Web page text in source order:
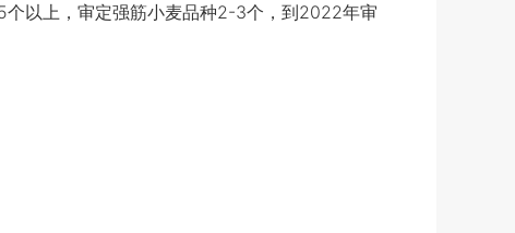
以上，审定强筋小麦品种2-3个，到2022年审